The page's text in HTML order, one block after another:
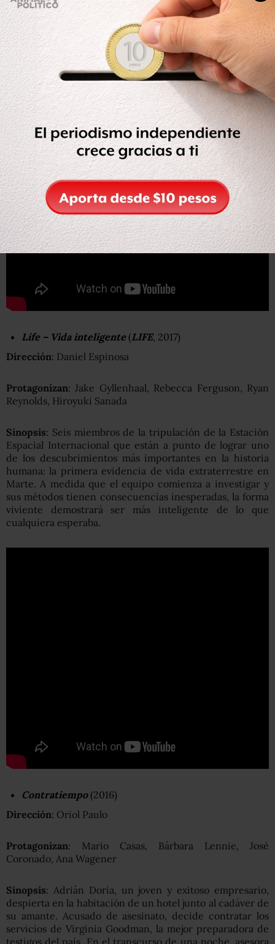
amenaza extraterrestre. Escogidos por el destino,
nuestros héroes pronto descubren que son los únicos
que pueden salvar el planeta…pero para hacerlo, deberán
superar sus problemas de la vida real y, antes que sea
demasiado tarde, unirse como los Power Rangers.
Life – Vida inteligente (LIFE, 2017)
Dirección: Daniel Espinosa
Protagonizan: Jake Gyllenhaal, Rebecca Ferguson, Ryan
Reynolds, Hiroyuki Sanada
Sinopsis: Seis miembros de la tripulación de la Estación
Espacial Internacional que están a punto de lograr uno
de los descubrimientos más importantes en la historia
humana: la primera evidencia de vida extraterrestre en
Marte. A medida que el equipo comienza a investigar y
sus métodos tienen consecuencias inesperadas, la forma
viviente demostrará ser más inteligente de lo que
cualquiera esperaba.
Contratiempo(2016)
Dirección: Oriol Paulo
Protagonizan: Mario Casas, Bárbara Lennie, José
Coronado, Ana Wagener
Sinopsis: Adrián Doria, un joven y exitoso empresario,
despierta en la habitación de un hotel junto al cadáver de
su amante. Acusado de asesinato, decide contratar los
servicios de Virginia Goodman, la mejor preparadora de
testigos del país. En el transcurso de una noche, asesora